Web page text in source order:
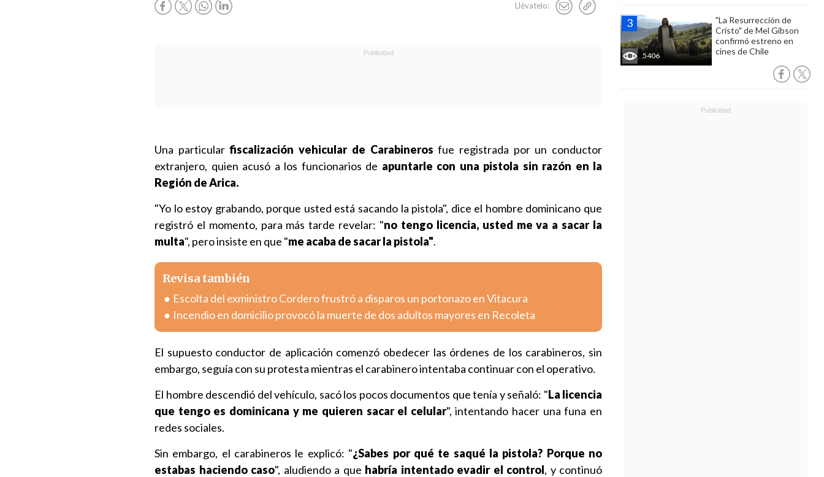
Llévatelo:
5406
"La Resurrección de
Cristo" de Mel Gibson
confirmó estreno en
cines de Chile
Una particularfiscalización vehicular de Carabineros fue registrada por un conductor
extranjero, quien acusó a los funcionarios de apuntarle con una pistola sin razón en la
Región de Arica.
"Yo lo estoy grabando, porque usted está sacando la pistola", dice el hombre dominicano que
registró el momento, para más tarde revelar: "no tengo licencia, usted me va a sacar la
multa", pero insiste en que "me acaba de sacar la pistola".
Revisa también
Escolta del exministro Cordero frustró a disparos un portonazo en Vitacura
Incendio en domicilio provocó la muerte de dos adultos mayores en Recoleta
El supuesto conductor de aplicación comenzó obedecer las órdenes de los carabineros, sin
embargo, seguía con su protesta mientras el carabinero intentaba continuar con el operativo.
El hombre descendió del vehículo, sacó los pocos documentos que tenía y señaló: "La licencia
que tengo es dominicana y me quieren sacar el celular", intentando hacer una funa en
redes sociales.
Sin embargo, el carabineros le explicó: "¿Sabes por qué te saqué la pistola? Porque no
estabas haciendo caso", aludiendo a que habría intentado evadir el control, y continuó